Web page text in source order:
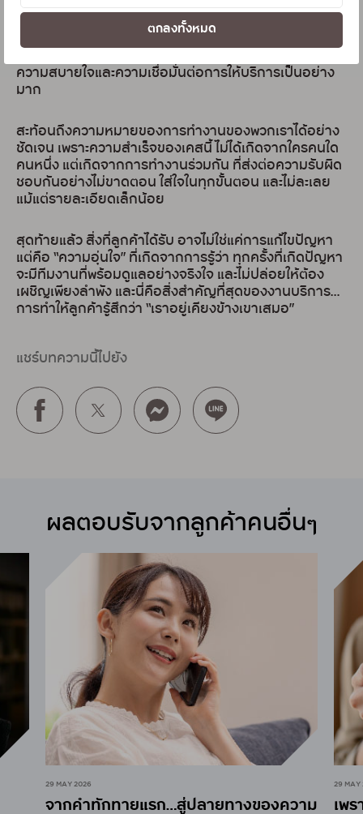
ตกลงทั้งหมด
อบอุ่น และเต็มไปด้วยความใส่ใจ ปลายสาย…จากความ
ความสบายใจและความเชื่อมั่นต่อการให้บริการเป็นอย่าง
มาก
สะท้อนถึงความหมายของการทำงานของพวกเราได้อย่าง
ชัดเจน เพราะความสำเร็จของเคสนี้ ไม่ได้เกิดจากใครคนใด
คนหนึ่ง แต่เกิดจากการทำงานร่วมกัน ที่ส่งต่อความรับผิด
ชอบกันอย่างไม่ขาดตอน ใส่ใจในทุกขั้นตอน และไม่ละเลย
แม้แต่รายละเอียดเล็กน้อย
สุดท้ายแล้ว สิ่งที่ลูกค้าได้รับ อาจไม่ใช่แค่การแก้ไขปัญหา
แต่คือ “ความอุ่นใจ” ที่เกิดจากการรู้ว่า ทุกครั้งที่เกิดปัญหา
จะมีทีมงานที่พร้อมดูแลอย่างจริงใจ และไม่ปล่อยให้ต้อง
เผชิญเพียงลำพัง และนี่คือสิ่งสำคัญที่สุดของงานบริการ…
การทำให้ลูกค้ารู้สึกว่า “เราอยู่เคียงข้างเขาเสมอ”
แชร์บทความนี้ไปยัง
ผลตอบรับจากลูกค้าคนอื่นๆ
29 MAY 2026
จากคำทักทายแรก…สู่ปลายทางของความ
29 MAY
เพ